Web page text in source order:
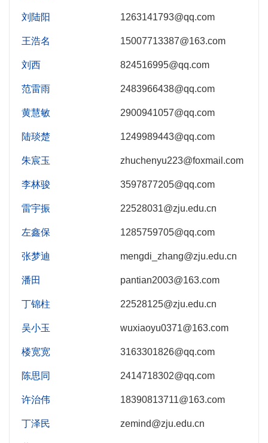
刘陆阳 1263141793@qq.com
王浩名 15007713387@163.com
刘西 824516995@qq.com
范雷雨 2483966438@qq.com
黄慧敏 2900941057@qq.com
陆琰楚 1249989443@qq.com
朱宸玉 zhuchenyu223@foxmail.com
李林骏 3597877205@qq.com
雷宇振 22528031@zju.edu.cn
左鑫保 1285759705@qq.com
张梦迪 mengdi_zhang@zju.edu.cn
潘田 pantian2003@163.com
丁锦柱 22528125@zju.edu.cn
吴小玉 wuxiaoyu0371@163.com
楼宽宽 3163301826@qq.com
陈思同 2414718302@qq.com
许治伟 18390813711@163.com
丁泽民 zemind@zju.edu.cn